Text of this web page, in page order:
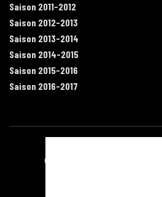
Saison 2011-2012
Saison 2012-2013
Saison 2013-2014
Saison 2014-2015
Saison 2015-2016
Saison 2016-2017
Contact